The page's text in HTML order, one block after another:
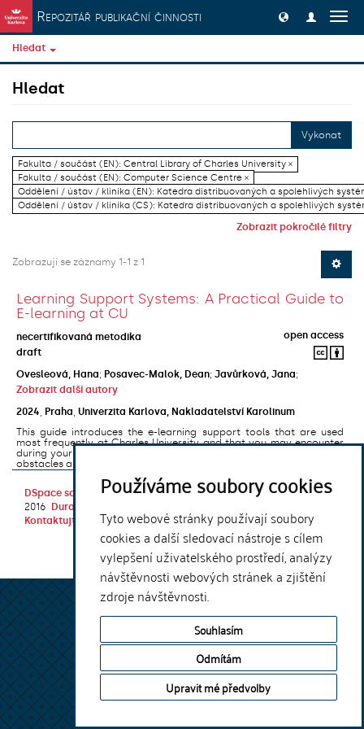
Používáme soubory cookies
Tyto webové stránky používají soubory
cookies a další sledovací nástroje s cílem
vylepšení uživatelského prostředí, analýzy
návštěvnosti webových stránek a zjištění
zdroje návštěvnosti.
Souhlasím
Odmítám
Upravit mé předvolby
Přeskočit na obsah
Repozitář publikační činnosti
Hledat
Hledat
Vykonat
Fakulta / součást (EN): Central Library of Charles University ×
Fakulta / součást (EN): Computer Science Centre ×
Oddělení / ústav / klinika (EN): Katedra distribuovaných a spolehlivých
Oddělení / ústav / klinika (CS): Katedra distribuovaných a spolehlivých
Zobrazit pokročilé filtry
Zobrazují se záznamy 1-1 z 1
Learning Support Systems: A Practical Guide to
E-learning at CU
necertifikovaná metodika
open access
draft
Ovesleová, Hana; Posavec-Malok, Dean; Javůrková, Jana;
Zobrazit další autory
2024
Praha Univerzita Karlova, Nakladatelství Karolinum
This guide introduces the e-learning support tools that are used
most frequently at Charles University and that you may encounter
during your studies. It will also help you to avoid the most common
obstacles associated ...
DSpace software
copyright © 2002-
2016
DuraSpace
Kontaktujte nás
|Vyjádření názoru
Theme by